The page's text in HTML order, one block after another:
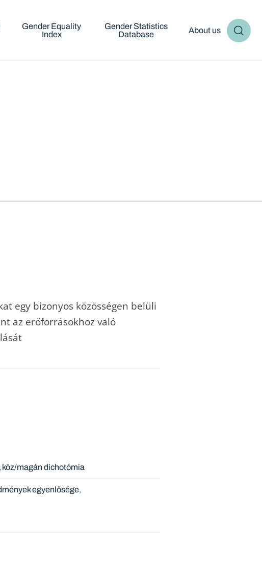
Gender Equality
Index
Gender Statistics
Database
About us
egy bizonyos közösségen belüli
az erőforrásokhoz való
köz/magán dichotómia
egyenlősége